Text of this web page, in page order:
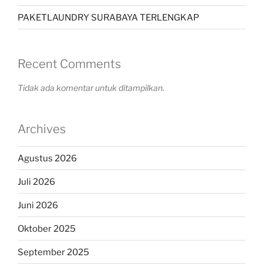
PAKETLAUNDRY SURABAYA TERLENGKAP
Recent Comments
Tidak ada komentar untuk ditampilkan.
Archives
Agustus 2026
Juli 2026
Juni 2026
Oktober 2025
September 2025